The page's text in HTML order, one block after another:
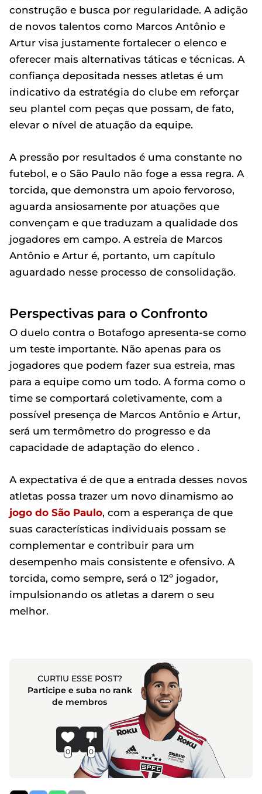
construção e busca por regularidade. A adição
de novos talentos como Marcos Antônio e
Artur visa justamente fortalecer o elenco e
oferecer mais alternativas táticas e técnicas. A
confiança depositada nesses atletas é um
indicativo da estratégia do clube em reforçar
seu plantel com peças que possam, de fato,
elevar o nível de atuação da equipe.
A pressão por resultados é uma constante no
futebol, e o São Paulo não foge a essa regra. A
torcida, que demonstra um apoio fervoroso,
aguarda ansiosamente por atuações que
convençam e que traduzam a qualidade dos
jogadores em campo. A estreia de Marcos
Antônio e Artur é, portanto, um capítulo
aguardado nesse processo de consolidação.
Perspectivas para o Confronto
O duelo contra o Botafogo apresenta-se como
um teste importante. Não apenas para os
jogadores que podem fazer sua estreia, mas
para a equipe como um todo. A forma como o
time se comportará coletivamente, com a
possível presença de Marcos Antônio e Artur,
será um termômetro do progresso e da
capacidade de adaptação do elenco .
A expectativa é de que a entrada desses novos
atletas possa trazer um novo dinamismo ao
jogo do São Paulo, com a esperança de que
suas características individuais possam se
complementar e contribuir para um
desempenho mais consistente e ofensivo. A
torcida, como sempre, será o 12º jogador,
impulsionando os atletas a darem o seu
melhor.
CURTIU ESSE POST?
Participe e suba no rank
de membros
0 0